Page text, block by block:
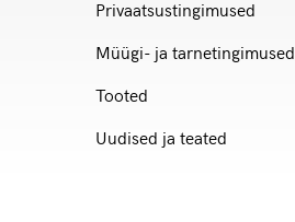
Privaatsustingimused
Müügi- ja tarnetingimused
Tooted
Uudised ja teated